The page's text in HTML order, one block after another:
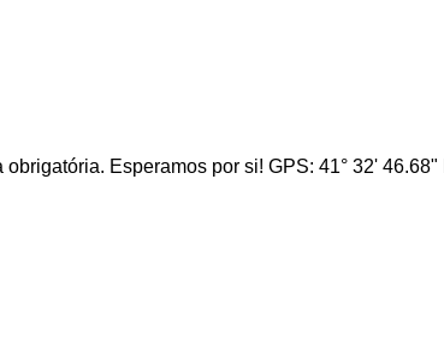
Esperamos por si! GPS: 41° 32' 46.68"